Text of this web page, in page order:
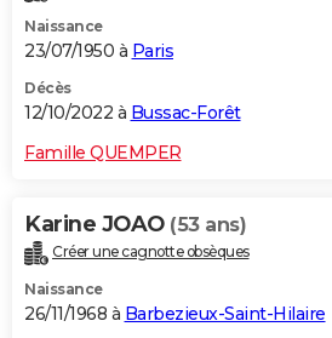
Naissance
23/07/1950 à Paris
Décès
12/10/2022 à Bussac-Forêt
Famille QUEMPER
Karine JOAO (53 ans)
Créer une cagnotte obsèques
Naissance
26/11/1968 à Barbezieux-Saint-Hilaire